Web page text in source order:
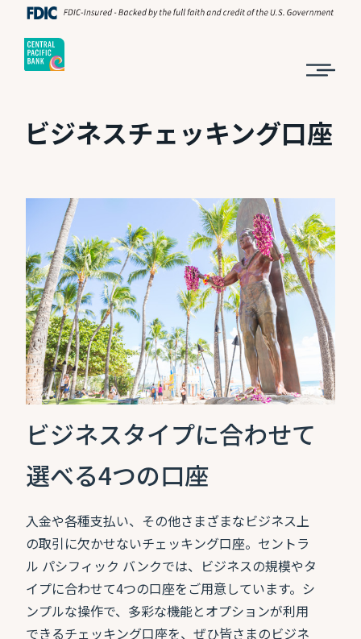
ビジネスチェッキング口座
ビジネスタイプに合わせて
選べる4つの口座
入金や各種支払い、その他さまざまなビジネス上
の取引に欠かせないチェッキング口座。セントラ
ル パシフィック バンクでは、ビジネスの規模やタ
イプに合わせて4つの口座をご用意しています。シ
ンプルな操作で、多彩な機能とオプションが利用
できるチェッキング口座を、ぜひ皆さまのビジネ